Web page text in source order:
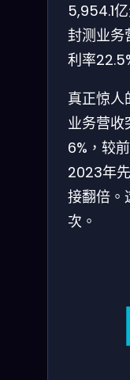
5,954.1
封测业务
利率
真正惊
业务营收
6%，较
2023年
接翻倍。
次。